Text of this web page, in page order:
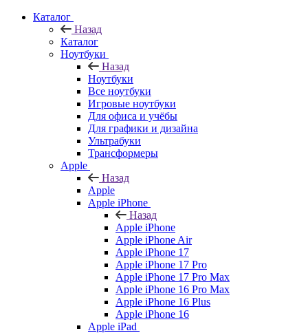
Каталог
Назад
Каталог
Ноутбуки
Назад
Ноутбуки
Все ноутбуки
Игровые ноутбуки
Для офиса и учёбы
Для графики и дизайна
Ультрабуки
Трансформеры
Apple
Назад
Apple
Apple iPhone
Назад
Apple iPhone
Apple iPhone Air
Apple iPhone 17
Apple iPhone 17 Pro
Apple iPhone 17 Pro Max
Apple iPhone 16 Pro Max
Apple iPhone 16 Plus
Apple iPhone 16
Apple iPad